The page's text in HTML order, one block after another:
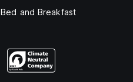
Bed and Breakfast